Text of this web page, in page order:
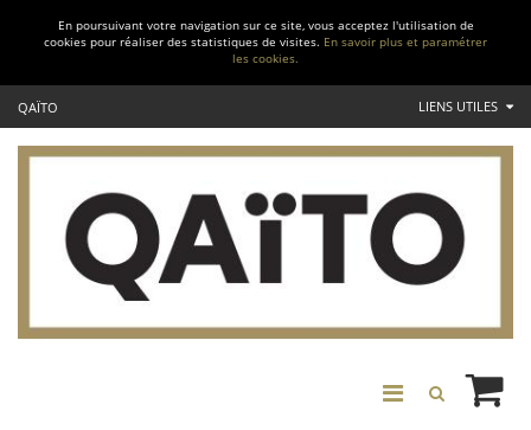
En poursuivant votre navigation sur ce site, vous acceptez l'utilisation de
cookies pour réaliser des statistiques de visites. En savoir plus et paramétrer
les cookies.
QAÏTO LIENS UTILES